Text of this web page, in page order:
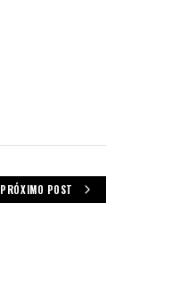
PRÓXIMO POST